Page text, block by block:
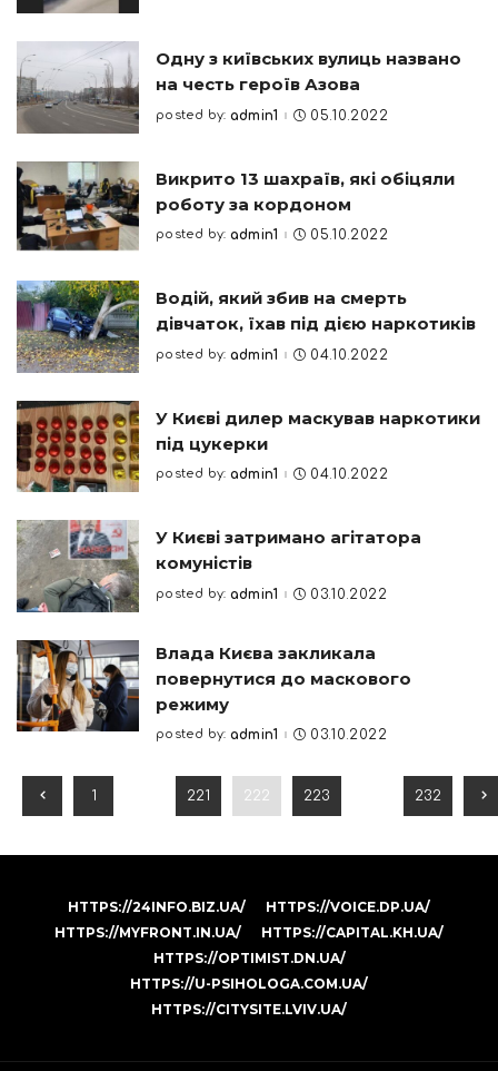
Одну з київських вулиць названо
на честь героїв Азова
Posted
posted by: admin1 05.10.2022
Викрито 13 шахраїв, які обіцяли
роботу за кордоном
Posted
posted by: admin1 05.10.2022
Водій, який збив на смерть
дівчаток, їхав під дією наркотиків
Posted
posted by: admin1 04.10.2022
У Києві дилер маскував наркотики
під цукерки
Posted
posted by: admin1 04.10.2022
У Києві затримано агітатора
комуністів
Posted
posted by: admin1 03.10.2022
Влада Києва закликала
повернутися до маскового
режиму
Posted
posted by: admin1 03.10.2022
1 221 222 223 232
HTTPS://24INFO.BIZ.UA/
HTTPS://VOICE.DP.UA/
HTTPS://MYFRONT.IN.UA/
HTTPS://CAPITAL.KH.UA/
HTTPS://OPTIMIST.DN.UA/
HTTPS://U-PSIHOLOGA.COM.UA/
HTTPS://CITYSITE.LVIV.UA/